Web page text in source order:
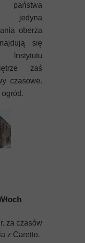
jedyna
oberża
się
zaś
czasowe.
za czasów
z Caretto.